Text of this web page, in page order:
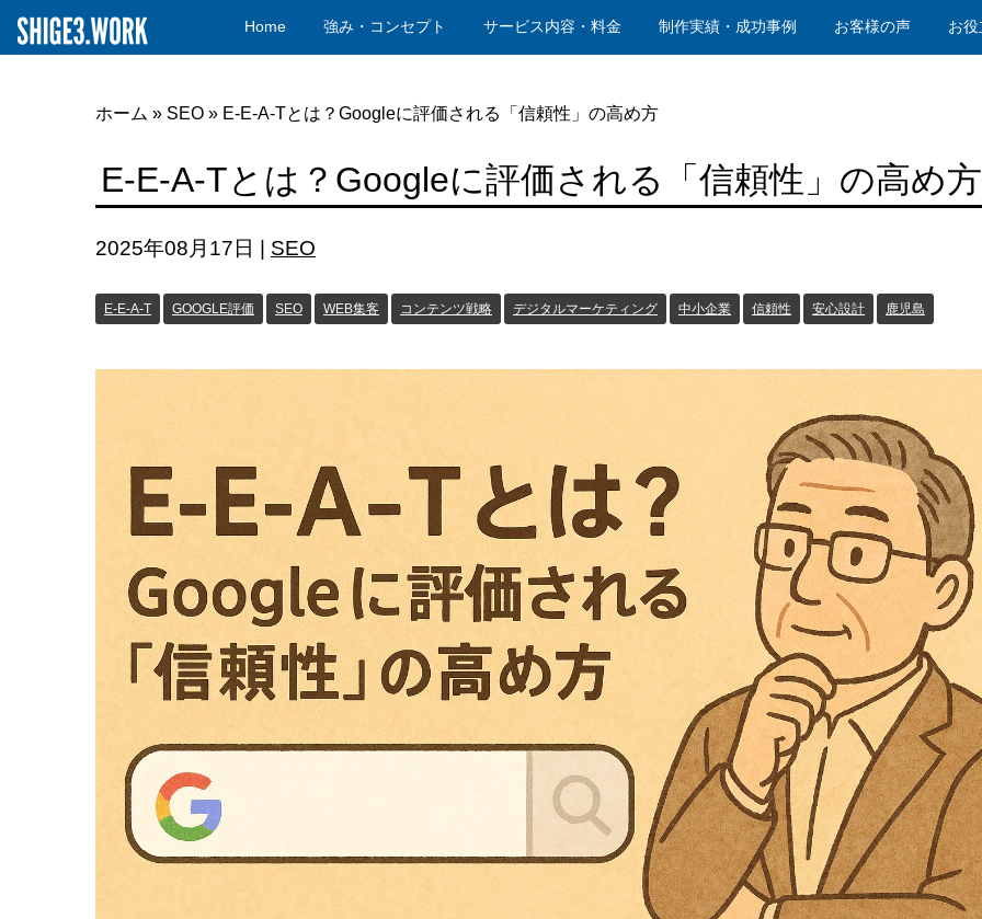
Home 強み・コンセプト サービス内容・料金 制作実績・成功事例 お客様の声 お
ホーム » SEO » E-E-A-Tとは？Googleに評価される「信頼性」の高め方
E-E-A-Tとは？Googleに評価される「信頼性」の高め方
2025年08月17日 SEO
E-E-A-T GOOGLE評価 SEO WEB集客 コンテンツ戦略 デジタルマーケティング 中小企業 信頼性 安心設計 鹿児島